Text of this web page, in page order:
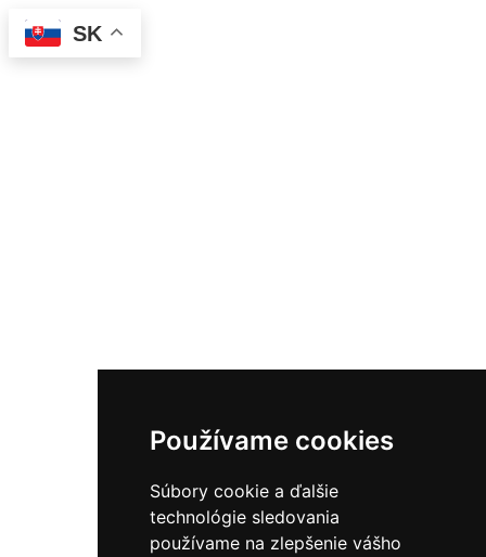
Používame cookies
Súbory cookie a ďalšie
technológie sledovania
používame na zlepšenie vášho
SK